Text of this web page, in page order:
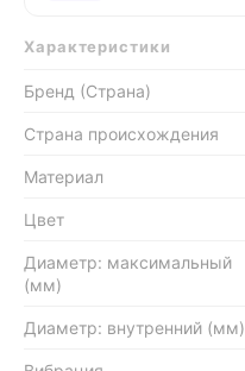
Характеристики
Бренд (Страна)
Страна происхождения
Материал
Цвет
Диаметр: максимальный
(мм)
Диаметр: внутренний (мм)